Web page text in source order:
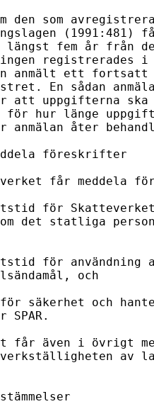
den som
(1991:481)
längst fem år från
registrerades
anmält ett
En sådan
att uppgifterna
hur länge
åter
föreskrifter
får meddela
för
om det statliga
för användning
och
säkerhet och
får även i övrigt
av